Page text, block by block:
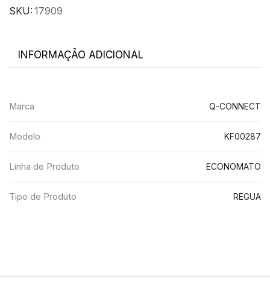
SKU: 17909
INFORMAÇÃO ADICIONAL
Marca Q-CONNECT
Modelo KF00287
Linha de Produto ECONOMATO
Tipo de Produto REGUA